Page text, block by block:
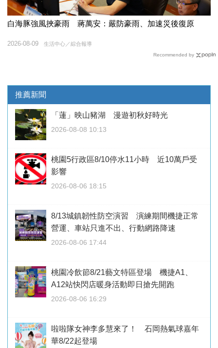
白海豚強風挾豪雨 蔣萬安：嚴防豪雨、加速災後復原
生活中心／綜合報導
2026-08-09
Recommended by
推薦新聞
「蓮」映山豬湖 漫遊初秋好時光
2026-08-08 10:13
桃園5行政區8/10停水11小時 近10萬戶受
影響
2026-08-06 18:15
8/13城鎮韌性防空演習 演練期間機捷正常
營運、車站只進不出、行動網路降速
2026-08-06 17:44
桃園冷飲節8/21藝文特區登場 機捷A1、
A12站快閃店暖身活動即日搶先開跑
2026-08-06 16:29
啦啦隊女神李多慧來了！ 石岡熱氣球嘉年
華8/22起登場